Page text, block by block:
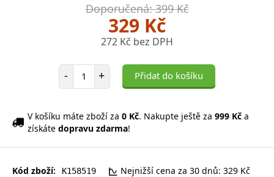
Doporučená: 399 Kč
329 Kč
272 Kč bez DPH
- Počet položek
+ Přidat do košíku
V košíku máte zboží za 0 Kč. Nakupte ještě za 999 Kč a
získáte dopravu zdarma!
Kód zboží: K158519
Nejnižší cena za 30 dnů: 329 Kč